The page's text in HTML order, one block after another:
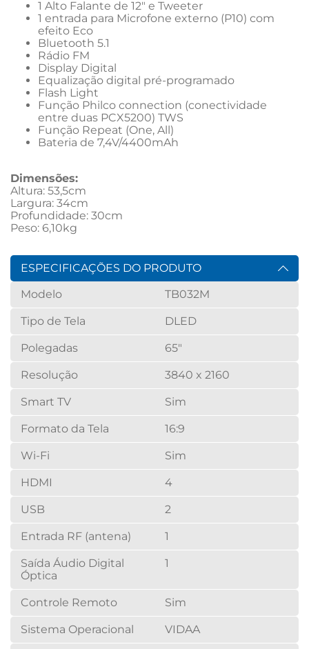
1 Alto Falante de 12" e Tweeter
1 entrada para Microfone externo (P10) com
efeito Eco
Bluetooth 5.1
Rádio FM
Display Digital
Equalização digital pré-programado
Flash Light
Função Philco connection (conectividade
entre duas PCX5200) TWS
Função Repeat (One, All)
Bateria de 7,4V/4400mAh
Dimensões:
Altura: 53,5cm
Largura: 34cm
Profundidade: 30cm
Peso: 6,10kg
ESPECIFICAÇÕES DO PRODUTO
Modelo
TB032M
Tipo de Tela DLED
Polegadas 65"
Resolução 3840 x 2160
Smart TV Sim
Formato da Tela 16:9
Wi-Fi Sim
HDMI 4
USB 2
Entrada RF (antena) 1
Saída Áudio Digital
Óptica
1
Controle Remoto Sim
Sistema Operacional VIDAA